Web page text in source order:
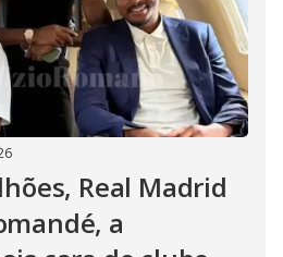
Real Madrid
a